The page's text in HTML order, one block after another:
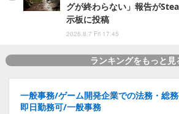
グが終わらない」報告が
示板に投稿
2026.8.7 Fri 17:45
ランキングをもっと見
一般事務/ゲーム開発企業での法務・総
即日勤務可/一般事務